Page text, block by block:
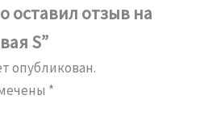
оставил отзыв на
S”
опубликован.
*